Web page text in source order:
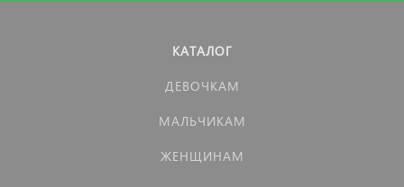
КАТАЛОГ
ДЕВОЧКАМ
МАЛЬЧИКАМ
ЖЕНЩИНАМ